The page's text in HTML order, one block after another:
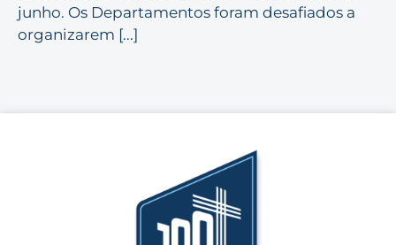
junho. Os Departamentos foram desafiados a
organizarem [...]